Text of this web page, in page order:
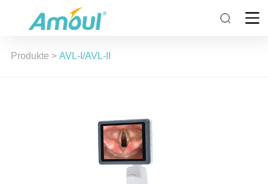
Produkte > AVL-I/AVL-II